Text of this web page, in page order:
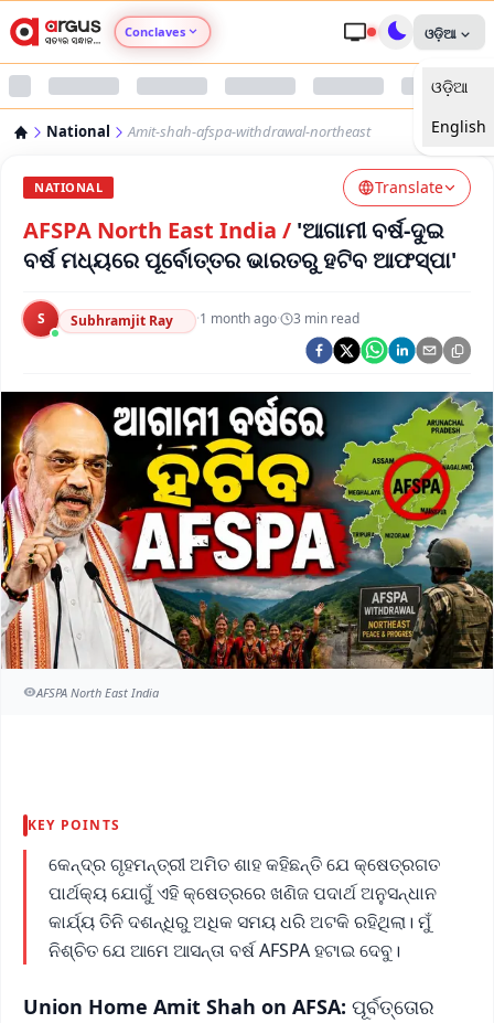
Conclaves
Argus Nari Shakti
Argus Health Connect
Argus Swaad Odisha
ଓଡ଼ିଆ
ଓଡ଼ିଆ
English
National Amit-shah-afspa-withdrawal-northeast
NATIONAL Translate
AFSPA North East India / 'ଆଗାମୀ ବର୍ଷ-ଦୁଇ
ବର୍ଷ ମଧ୍ୟରେ ପୂର୍ବୋତ୍ତର ଭାରତରୁ ହଟିବ ଆଫସ୍ପା'
S Subhramjit Ray ·1 month ago· 3 min read
AFSPA North East India
KEY POINTS
କେନ୍ଦ୍ର ଗୃହମନ୍ତ୍ରୀ ଅମିତ ଶାହ କହିଛନ୍ତି ଯେ କ୍ଷେତ୍ରଗତ
ପାର୍ଥକ୍ୟ ଯୋଗୁଁ ଏହି କ୍ଷେତ୍ରରେ ଖଣିଜ ପଦାର୍ଥ ଅନୁସନ୍ଧାନ
କାର୍ଯ୍ୟ ତିନି ଦଶନ୍ଧିରୁ ଅଧିକ ସମୟ ଧରି ଅଟକି ରହିଥିଲା। ମୁଁ
ନିଶ୍ଚିତ ଯେ ଆମେ ଆସନ୍ତା ବର୍ଷ AFSPA ହଟାଇ ଦେବୁ।
Union Home Amit Shah on AFSA: ପୂର୍ବତ୍ତୋର